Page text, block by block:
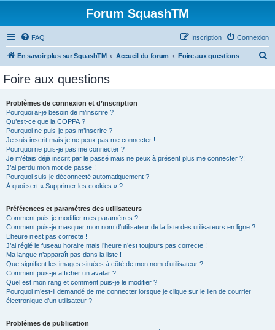
Forum SquashTM
FAQ Connexion
Inscription
En savoir plus sur SquashTM Accueil du forum Foire aux questions
Foire aux questions
Problèmes de connexion et d’inscription
Pourquoi ai-je besoin de m’inscrire ?
Qu’est-ce que la COPPA ?
Pourquoi ne puis-je pas m’inscrire ?
Je suis inscrit mais je ne peux pas me connecter !
Pourquoi ne puis-je pas me connecter ?
Je m’étais déjà inscrit par le passé mais ne peux à présent plus me connecter ?!
J’ai perdu mon mot de passe !
Pourquoi suis-je déconnecté automatiquement ?
À quoi sert « Supprimer les cookies » ?
Préférences et paramètres des utilisateurs
Comment puis-je modifier mes paramètres ?
Comment puis-je masquer mon nom d’utilisateur de la liste des utilisateurs en ligne ?
L’heure n’est pas correcte !
J’ai réglé le fuseau horaire mais l’heure n’est toujours pas correcte !
Ma langue n’apparaît pas dans la liste !
Que signifient les images situées à côté de mon nom d’utilisateur ?
Comment puis-je afficher un avatar ?
Quel est mon rang et comment puis-je le modifier ?
Pourquoi m’est-il demandé de me connecter lorsque je clique sur le lien de courrier
électronique d’un utilisateur ?
Problèmes de publication